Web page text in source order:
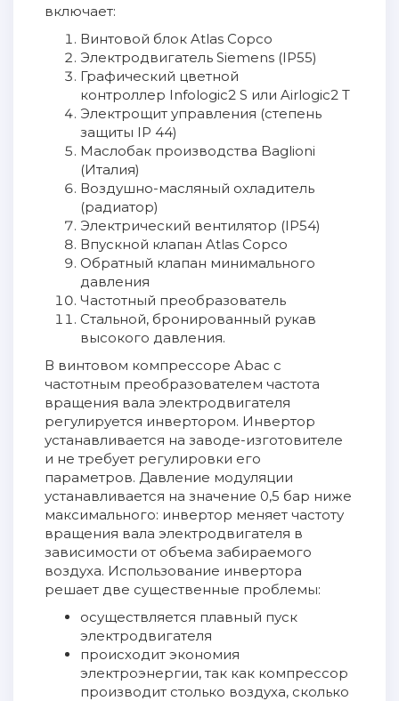
включает:
Винтовой блок Atlas Copco
Электродвигатель Siemens (IP55)
Графический цветной
контроллер Infologic2 S или Airlogic2 T
Электрощит управления (степень
защиты IP 44)
Маслобак производства Baglioni
(Италия)
Воздушно-масляный охладитель
(радиатор)
Электрический вентилятор (IP54)
Впускной клапан Atlas Copco
Обратный клапан минимального
давления
Частотный преобразователь
Стальной, бронированный рукав
высокого давления.
В винтовом компрессоре Abac с
частотным преобразователем частота
вращения вала электродвигателя
регулируется инвертором. Инвертор
устанавливается на заводе-изготовителе
и не требует регулировки его
параметров. Давление модуляции
устанавливается на значение 0,5 бар ниже
максимального: инвертор меняет частоту
вращения вала электродвигателя в
зависимости от объема забираемого
воздуха. Использование инвертора
решает две существенные проблемы:
осуществляется плавный пуск
электродвигателя
происходит экономия
электроэнергии, так как компрессор
производит столько воздуха, сколько